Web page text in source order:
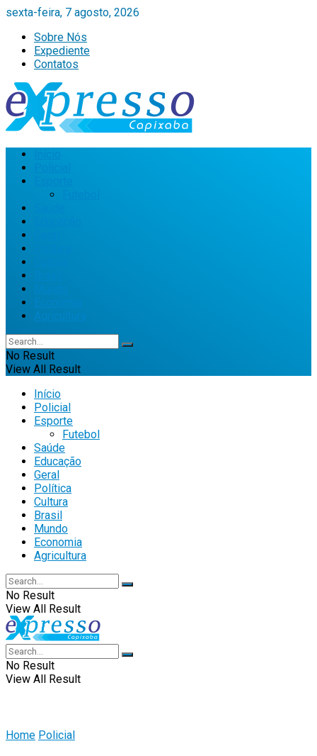
sexta-feira, 7 agosto, 2026
Sobre Nós
Expediente
Contatos
Agricultura
No Result
View All Result
Início
Policial
Esporte
Futebol
Saúde
Educação
Geral
Política
Cultura
Brasil
Mundo
Economia
Agricultura
No Result
View All Result
No Result
View All Result
Home Policial